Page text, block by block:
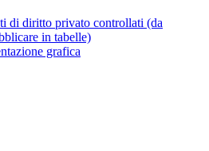
di diritto privato controllati (da
in tabelle)
grafica